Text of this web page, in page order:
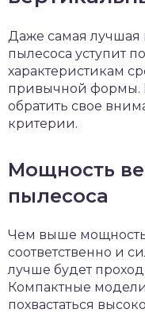
Даже самая лучшая
пылесоса уступит
характеристикам
привычной формы.
обратить свое
критерии.
Мощность
пылесоса
Чем выше
соответственно и
лучше будет
Компактные
похвастаться